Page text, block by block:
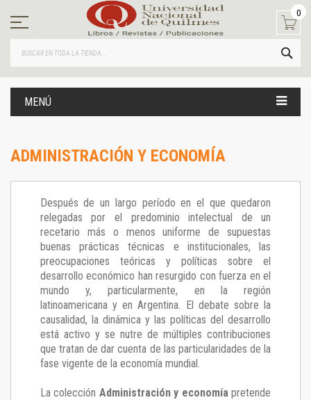
contenido
0
MENÚ
ADMINISTRACIÓN Y ECONOMÍA
Después de un largo período en el que quedaron
relegadas por el predominio intelectual de un
recetario más o menos uniforme de supuestas
buenas prácticas técnicas e institucionales, las
preocupaciones teóricas y políticas sobre el
desarrollo económico han resurgido con fuerza en el
mundo y, particularmente, en la región
latinoamericana y en Argentina. El debate sobre la
causalidad, la dinámica y las políticas del desarrollo
está activo y se nutre de múltiples contribuciones
que tratan de dar cuenta de las particularidades de la
fase vigente de la economía mundial.
La colección Administración y economía pretende